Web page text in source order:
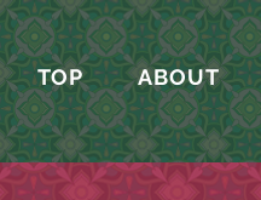
TOP ABOUT